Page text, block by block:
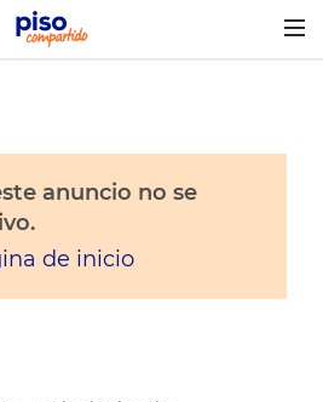
anuncio no se
de inicio